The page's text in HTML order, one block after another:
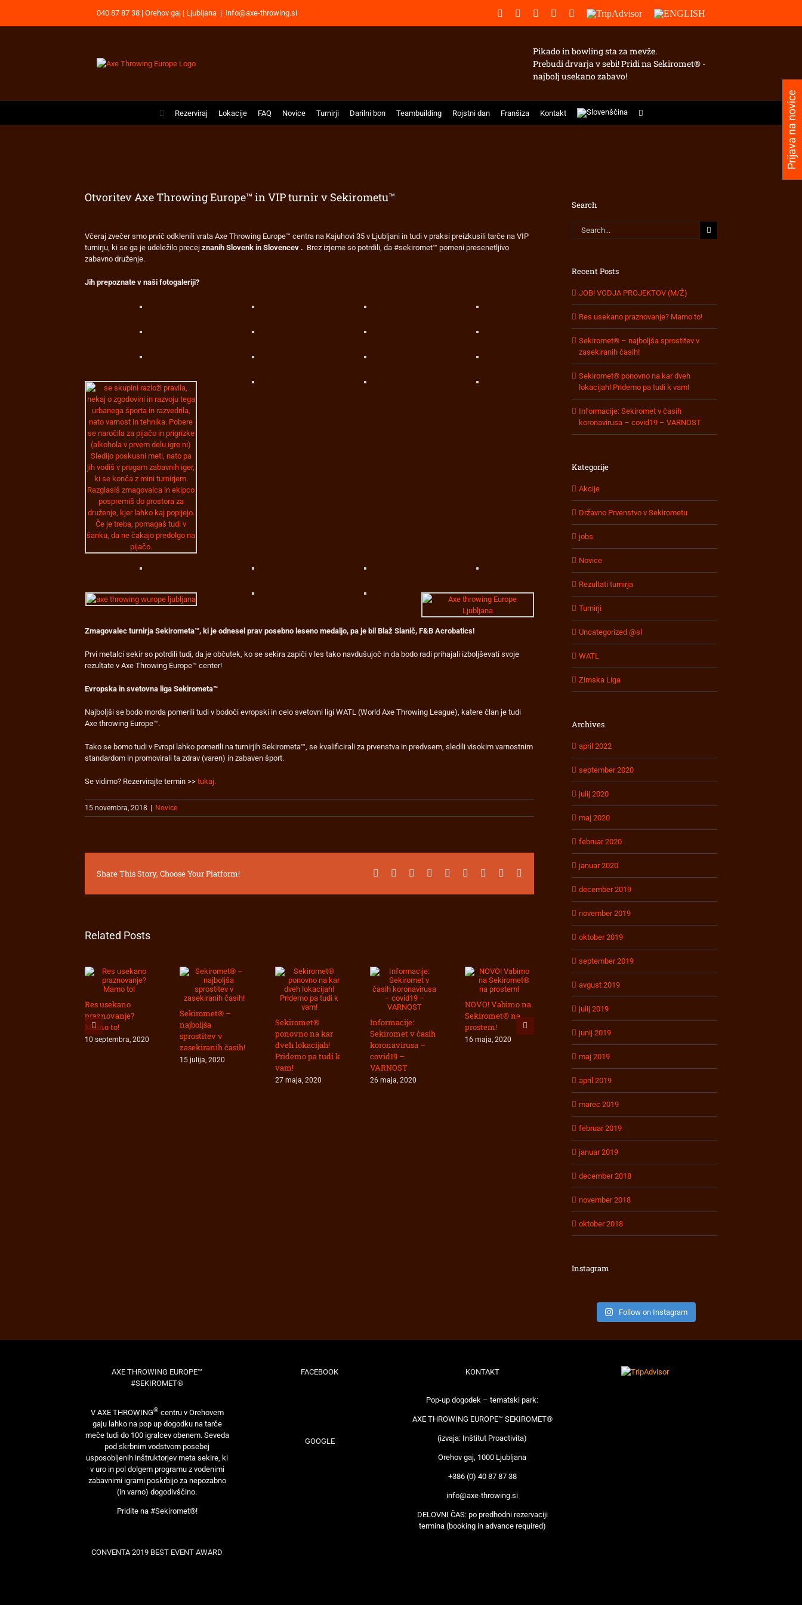
content
040 87 87 38 | Orehov gaj | Ljubljana | info@axe-throwing.si WhatsAppFacebookInstagramYouTube
EmailTripAdvisor ENGLISH
Pikado in bowling sta za mevže.
Prebudi drvarja v sebi! Pridi na Sekiromet® -
najbolj usekano zabavo!
Rezerviraj Lokacije FAQ Novice Turnirji Darilni bon Teambuilding Rojstni dan Franšiza Kontakt
Otvoritev Axe Throwing Europe™ in VIP turnir v Sekirometu™
Image
Včeraj zvečer smo prvič odklenili vrata Axe Throwing Europe™ centra na Kajuhovi 35 v Ljubljani in tudi v praksi preizkusili tarče na VIP
turnirju, ki se ga je udeležilo precej znanih Slovenk in Slovencev . Brez izjeme so potrdili, da #sekiromet™ pomeni presenetljivo
zabavno druženje.
Jih prepoznate v naši fotogaleriji?
Zmagovalec turnirja Sekirometa™, ki je odnesel prav posebno leseno medaljo, pa je bil Blaž Slanič, F&B Acrobatics!
Prvi metalci sekir so potrdili tudi, da je občutek, ko se sekira zapiči v les tako navdušujoč in da bodo radi prihajali izboljševati svoje
rezultate v Axe Throwing Europe™ center!
Evropska in svetovna liga Sekirometa™
Najboljši se bodo morda pomerili tudi v bodoči evropski in celo svetovni ligi WATL (World Axe Throwing League), katere član je tudi
Axe throwing Europe™.
Tako se bomo tudi v Evropi lahko pomerili na turnirjih Sekirometa™, se kvalificirali za prvenstva in predvsem, sledili visokim varnostnim
standardom in promovirali ta zdrav (varen) in zabaven šport.
Se vidimo? Rezervirajte termin >> tukaj.
15 novembra, 2018 Novice
Share This Story, Choose Your Platform! Facebook Reddit LinkedInWhatsApp
TumblrPinterest
Related Posts
Res usekano
praznovanje?
Mamo to!
10 septembra, 2020
Sekiromet® –
najboljša
sprostitev v
zasekiranih časih!
15 julija, 2020
Sekiromet®
ponovno na kar
dveh lokacijah!
Pridemo pa tudi k
vam!
27 maja, 2020
Informacije:
Sekiromet v časih
koronavirusa –
covid19 –
VARNOST
26 maja, 2020
NOVO! Vabimo na
Sekiromet® na
prostem!
16 maja, 2020
Search
Search
for:
Recent Posts
JOB! VODJA PROJEKTOV (M/Ž)
Res usekano praznovanje? Mamo to!
Sekiromet® – najboljša sprostitev v
zasekiranih časih!
Sekiromet® ponovno na kar dveh
lokacijah! Pridemo pa tudi k vam!
Informacije: Sekiromet v časih
koronavirusa – covid19 – VARNOST
Kategorije
Akcije
Državno Prvenstvo v Sekirometu
jobs
Novice
Rezultati turnirja
Turnirji
Uncategorized @sl
WATL
Zimska Liga
Archives
april 2022
september 2020
julij 2020
maj 2020
februar 2020
januar 2020
december 2019
november 2019
oktober 2019
september 2019
avgust 2019
julij 2019
junij 2019
maj 2019
april 2019
marec 2019
februar 2019
januar 2019
december 2018
november 2018
oktober 2018
Instagram
Follow on Instagram
AXE THROWING EUROPE™
#SEKIROMET®
V AXE THROWING® centru v Orehovem
gaju lahko na pop up dogodku na tarče
meče tudi do 100 igralcev obenem. Seveda
pod skrbnim vodstvom posebej
usposobljenih inštruktorjev meta sekire, ki
v uro in pol dolgem programu z vodenimi
zabavnimi igrami poskrbijo za nepozabno
(in varno) dogodivščino.
Pridite na #Sekiromet®!
CONVENTA 2019 BEST EVENT AWARD
FACEBOOK
GOOGLE
KONTAKT
Pop-up dogodek – tematski park:
AXE THROWING EUROPE™ SEKIROMET®
(izvaja: Inštitut Proactivita)
Orehov gaj, 1000 Ljubljana
+386 (0) 40 87 87 38
info@axe-throwing.si
DELOVNI ČAS: po predhodni rezervaciji
termina (booking in advance required)
Prijava na novice